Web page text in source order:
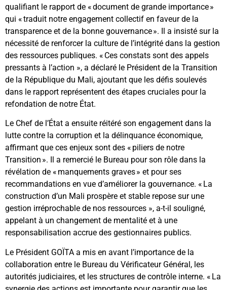
qualifiant le rapport de « document de grande importance »
qui « traduit notre engagement collectif en faveur de la
transparence et de la bonne gouvernance ». Il a insisté sur la
nécessité de renforcer la culture de l’intégrité dans la gestion
des ressources publiques. « Ces constats sont des appels
pressants à l’action », a déclaré le Président de la Transition
de la République du Mali, ajoutant que les défis soulevés
dans le rapport représentent des étapes cruciales pour la
refondation de notre État.
Le Chef de l’État a ensuite réitéré son engagement dans la
lutte contre la corruption et la délinquance économique,
affirmant que ces enjeux sont des « piliers de notre
Transition ». Il a remercié le Bureau pour son rôle dans la
révélation de « manquements graves » et pour ses
recommandations en vue d’améliorer la gouvernance. « La
construction d’un Mali prospère et stable repose sur une
gestion irréprochable de nos ressources », a-t-il souligné,
appelant à un changement de mentalité et à une
responsabilisation accrue des gestionnaires publics.
Le Président GOÏTA a mis en avant l’importance de la
collaboration entre le Bureau du Vérificateur Général, les
autorités judiciaires, et les structures de contrôle interne. « La